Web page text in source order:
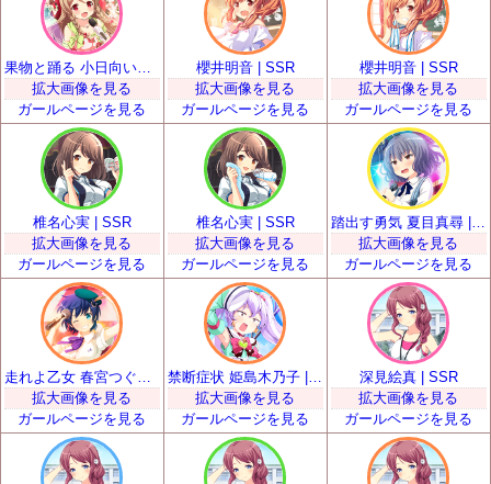
拡大画像を見る
ガールページを見る
櫻井明音 | SSR
拡大画像を見る
ガールページを見る
櫻井明音 | SSR
拡大画像を見る
ガールページを見る
椎名心実 | SSR
拡大画像を見る
ガールページを見る
椎名心実 | SSR
拡大画像を見る
ガールページを見る
踏出す勇気 夏目真尋 | SSR
拡大画像を見る
ガールページを見る
拡大画像を見る
ガールページを見る
禁断症状 姫島木乃子 | SSR
拡大画像を見る
ガールページを見る
深見絵真 | SSR
拡大画像を見る
ガールページを見る